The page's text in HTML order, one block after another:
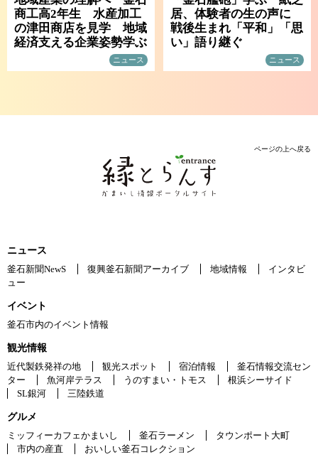
商工高2年生 水産加工
の津田商店を見学 地域
経済支える企業姿勢学ぶ
ニュース
居、体験者の生の声に
戦後生まれ「平和」「思
い」語り継ぐ
ニュース
ページの上へ戻る
ニュース
釜石新聞NewS
復興釜石新聞アーカイブ 地域情報
インタビ
ュー
イベント
釜石市内のイベント情報
観光情報
近代製鉄発祥の地
観光スポット 宿泊情報
釜石情報交流セン
ター
魚河岸テラス うのすまい・トモス
根浜シーサイド
SL銀河
三陸鉄道
グルメ
ミッフィーカフェかまいし
釜石ラーメン
タウンポート大町
市内の産直
おいしい釜石コレクション